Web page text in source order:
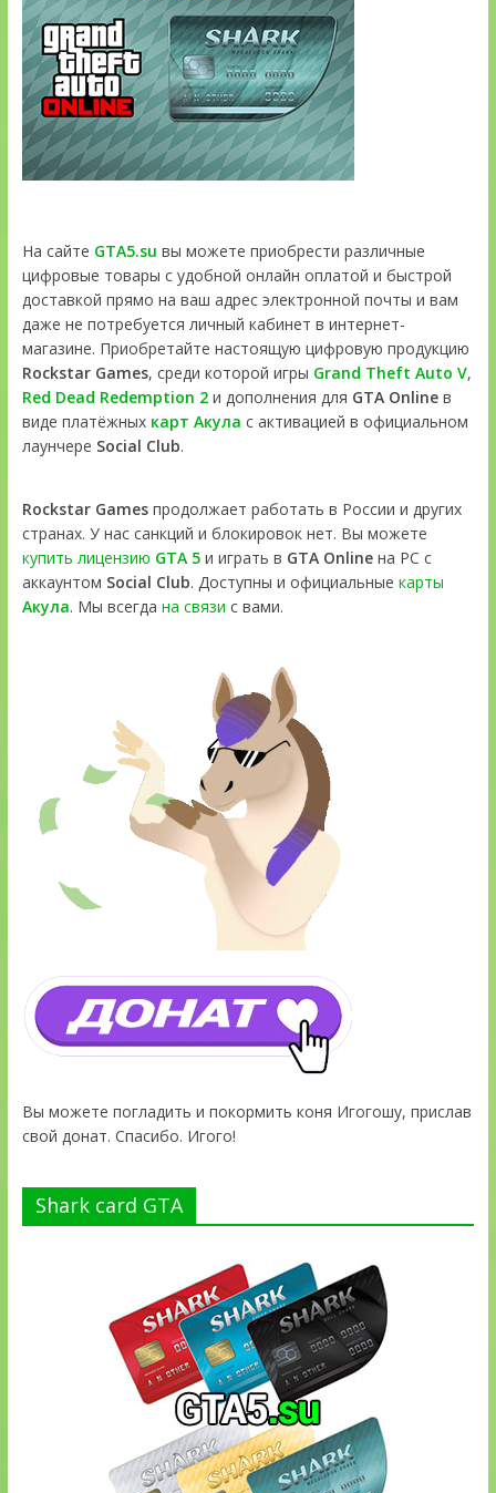
На сайте GTA5.su вы можете приобрести различные
цифровые товары с удобной онлайн оплатой и быстрой
доставкой прямо на ваш адрес электронной почты и вам
даже не потребуется личный кабинет в интернет-
магазине. Приобретайте настоящую цифровую продукцию
Rockstar Games, среди которой игры Grand Theft Auto V,
Red Dead Redemption 2и дополнения для GTA Onlineв
виде платёжных карт Акула с активацией в официальном
лаунчере Social Club.
Rockstar Gamesпродолжает работать в России и других
странах. У нас санкций и блокировок нет. Вы можете
купить лицензию GTA 5и играть в GTA Onlineна PC с
аккаунтом Social Club. Доступны и официальные карты
Акула. Мы всегда на связи с вами.
Вы можете погладить и покормить коня Игогошу, прислав
свой донат. Спасибо. Игого!
Shark card GTA